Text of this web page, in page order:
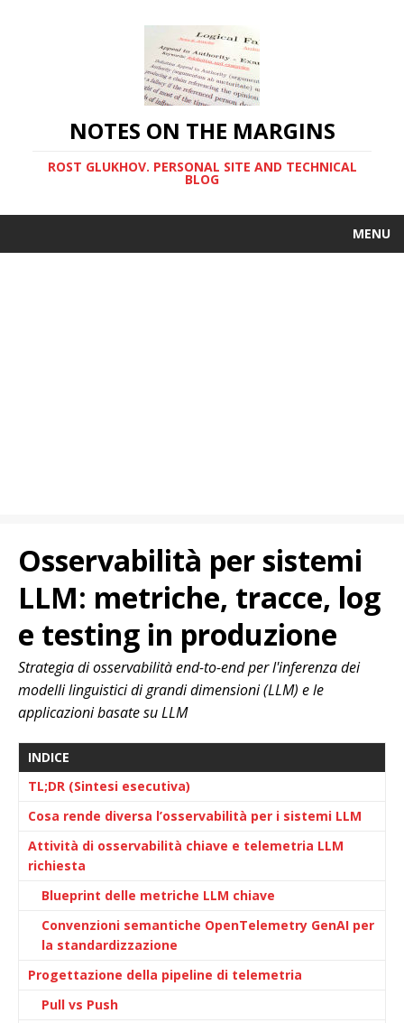
NOTES ON THE MARGINS
ROST GLUKHOV. PERSONAL SITE AND TECHNICAL
BLOG
MENU
Osservabilità per sistemi
LLM: metriche, tracce, log
e testing in produzione
Strategia di osservabilità end-to-end per l'inferenza dei
modelli linguistici di grandi dimensioni (LLM) e le
applicazioni basate su LLM
INDICE
TL;DR (Sintesi esecutiva)
Cosa rende diversa l’osservabilità per i sistemi LLM
Attività di osservabilità chiave e telemetria LLM
richiesta
Blueprint delle metriche LLM chiave
Convenzioni semantiche OpenTelemetry GenAI per
la standardizzazione
Progettazione della pipeline di telemetria
Pull vs Push